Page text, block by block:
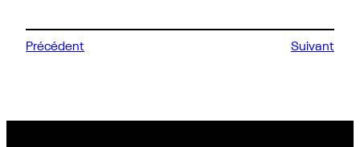
Précédent Suivant